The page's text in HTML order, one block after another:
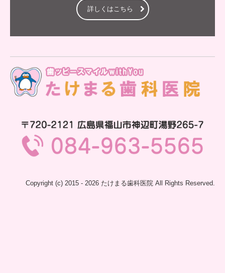
詳しくはこちら
Copyright (c) 2015 - 2026 たけまる歯科医院 All Rights Reserved.